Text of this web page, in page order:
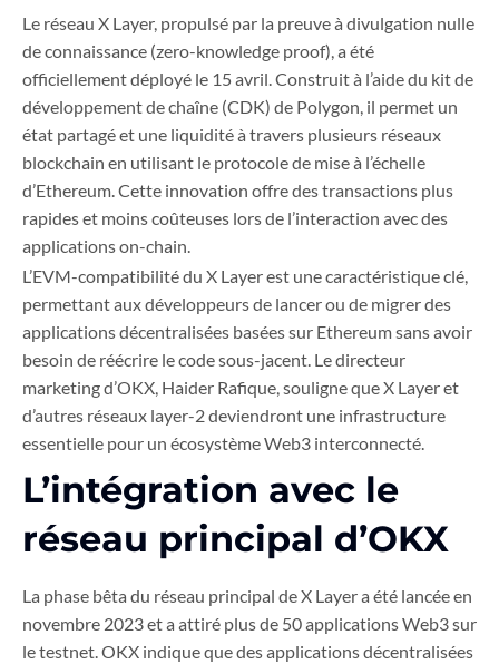
Le réseau X Layer, propulsé par la preuve à divulgation nulle
de connaissance (zero-knowledge proof), a été
officiellement déployé le 15 avril. Construit à l’aide du kit de
développement de chaîne (CDK) de Polygon, il permet un
état partagé et une liquidité à travers plusieurs réseaux
blockchain en utilisant le protocole de mise à l’échelle
d’Ethereum. Cette innovation offre des transactions plus
rapides et moins coûteuses lors de l’interaction avec des
applications on-chain.
L’EVM-compatibilité du X Layer est une caractéristique clé,
permettant aux développeurs de lancer ou de migrer des
applications décentralisées basées sur Ethereum sans avoir
besoin de réécrire le code sous-jacent. Le directeur
marketing d’OKX, Haider Rafique, souligne que X Layer et
d’autres réseaux layer-2 deviendront une infrastructure
essentielle pour un écosystème Web3 interconnecté.
L’intégration avec le
réseau principal d’OKX
La phase bêta du réseau principal de X Layer a été lancée en
novembre 2023 et a attiré plus de 50 applications Web3 sur
le testnet. OKX indique que des applications décentralisées